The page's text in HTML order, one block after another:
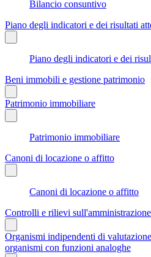
Bilancio consuntivo
Piano degli indicatori e dei risultati
Piano degli indicatori e dei
Beni immobili e gestione patrimonio
Patrimonio immobiliare
Patrimonio immobiliare
Canoni di locazione o affitto
Canoni di locazione o affitto
Controlli e rilievi sull'amministrazione
Organismi indipendenti di
organismi con funzioni analoghe